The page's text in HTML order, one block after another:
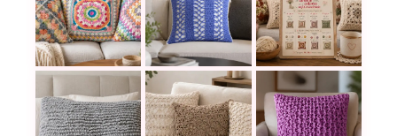
El cojín tejido con cuadros granny que hace que
Una funda de cojín a crochet
Cómo elegir el